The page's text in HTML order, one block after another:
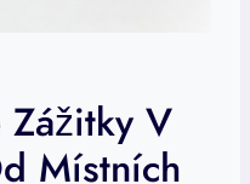
Zážitky V
Místních